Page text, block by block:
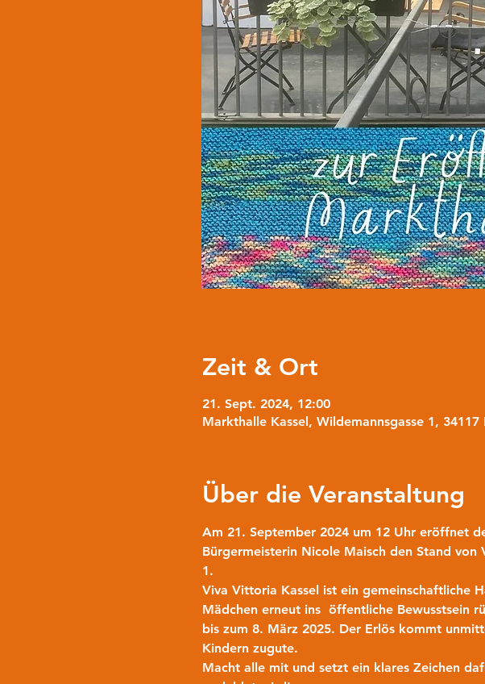
Zeit & Ort
21. Sept. 2024, 12:00
Markthalle Kassel, Wildemannsgasse 1, 34117
Über die Veranstaltung
Am 21. September 2024 um 12 Uhr eröffnet
Bürgermeisterin Nicole Maisch den Stand
1.
Viva Vittoria Kassel ist ein gemeinschaftliche
Mädchen erneut ins  öffentliche Bewusstsein
bis zum 8. März 2025. Der Erlös kommt
Kindern zugute.
Macht alle mit und setzt ein klares Zeichen